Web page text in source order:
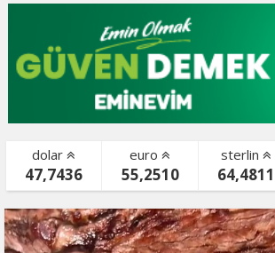
dolar
47,7436
euro
55,2510
sterlin
64,4811
bist color-